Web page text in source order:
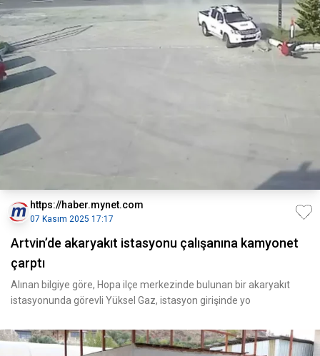
https://haber.mynet.com
07 Kasım 2025 17:17
Artvin’de akaryakıt istasyonu çalışanına kamyonet
çarptı
Alınan bilgiye göre, Hopa ilçe merkezinde bulunan bir akaryakıt
istasyonunda görevli Yüksel Gaz, istasyon girişinde yo